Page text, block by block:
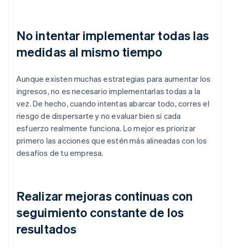
No intentar implementar todas las
medidas al mismo tiempo
Aunque existen muchas estrategias para aumentar los
ingresos, no es necesario implementarlas todas a la
vez. De hecho, cuando intentas abarcar todo, corres el
riesgo de dispersarte y no evaluar bien si cada
esfuerzo realmente funciona. Lo mejor es priorizar
primero las acciones que estén más alineadas con los
desafíos de tu empresa.
Realizar mejoras continuas con
seguimiento constante de los
resultados